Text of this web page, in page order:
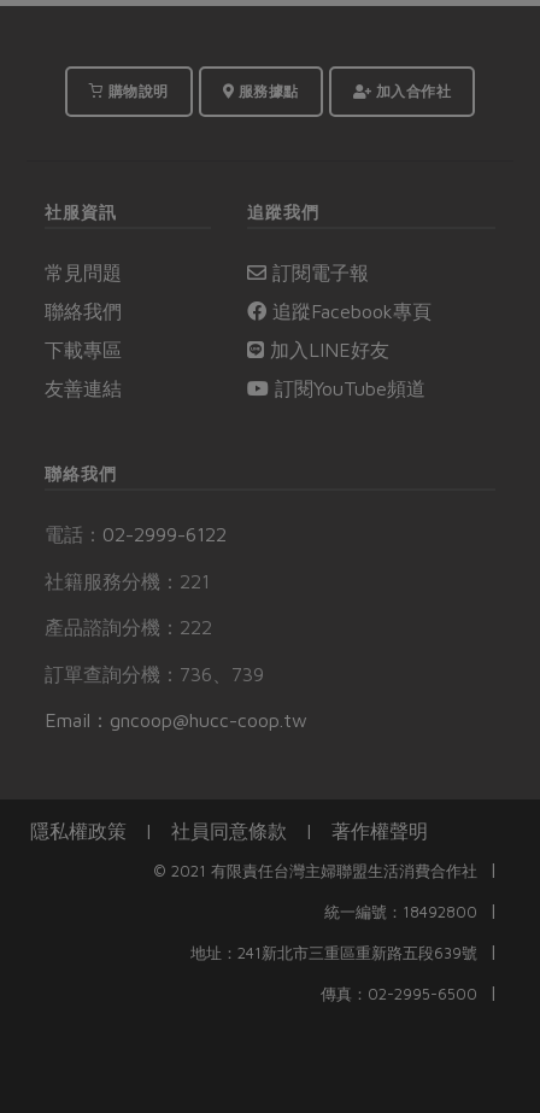
購物說明 服務據點 加入合作社
社服資訊
常見問題
聯絡我們
下載專區
友善連結
追蹤我們
訂閱電子報
追蹤Facebook專頁
加入LINE好友
訂閱YouTube頻道
聯絡我們
電話： 02-2999-6122
社籍服務分機：221
產品諮詢分機：222
訂單查詢分機：736、739
Email：gncoop@hucc-coop.tw
隱私權政策 | 社員同意條款 | 著作權聲明
© 2021 有限責任台灣主婦聯盟生活消費合作社 |
統一編號：18492800 |
地址：241新北市三重區重新路五段639號 |
傳真：02-2995-6500 |